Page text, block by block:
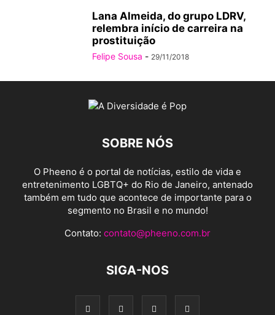
Lana Almeida, do grupo LDRV,
relembra início de carreira na
prostituição
Felipe Sousa - 29/11/2018
SOBRE NÓS
O Pheeno é o portal de notícias, estilo de vida e
entretenimento LGBTQ+ do Rio de Janeiro, antenado
também em tudo que acontece de importante para o
segmento no Brasil e no mundo!
Contato: contato@pheeno.com.br
SIGA-NOS